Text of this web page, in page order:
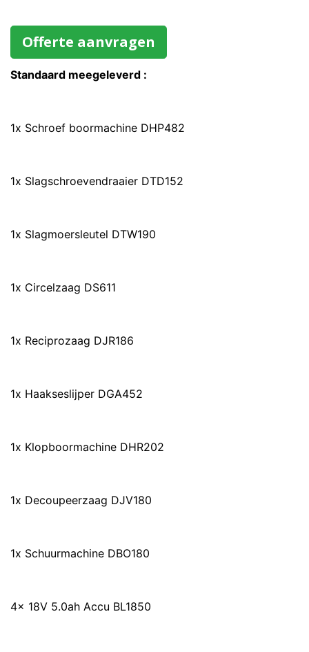
Offerte aanvragen
Standaard meegeleverd :
1x Schroef boormachine DHP482
1x Slagschroevendraaier DTD152
1x Slagmoersleutel DTW190
1x Circelzaag DS611
1x Reciprozaag DJR186
1x Haakseslijper DGA452
1x Klopboormachine DHR202
1x Decoupeerzaag DJV180
1x Schuurmachine DBO180
4x 18V 5.0ah Accu BL1850